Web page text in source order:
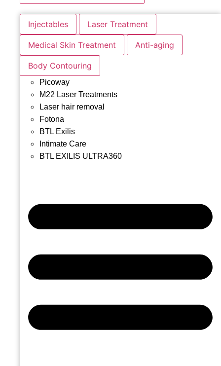
Injectables Laser Treatment
Medical Skin Treatment Anti-aging
Body Contouring
Picoway
M22 Laser Treatments
Laser hair removal
Fotona
BTL Exilis
Intimate Care
BTL EXILIS ULTRA360